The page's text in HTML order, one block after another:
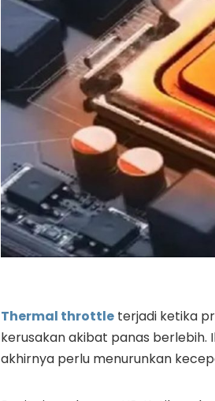
Thermal throttle terjadi ketika
kerusakan akibat panas
akhirnya perlu menurunkan